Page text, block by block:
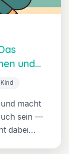
und
macht
sein —
dabei